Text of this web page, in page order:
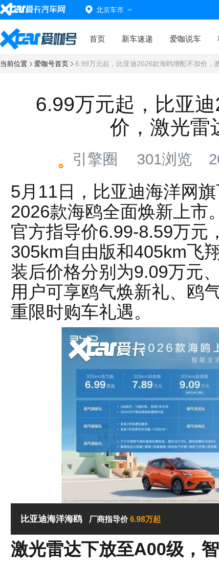
北京车市
首页 新车速递 爱咖说车
当前位置 爱咖号首页 6.99万元起，比亚迪2026款海鸥增配不加价，
6.99万元起，比亚
价，激光雷
引擎圈 301浏览
5月11日，比亚迪海洋网
2026款海鸥全面焕新上市
官方指导价6.99-8.59万元
305km自由版和405km飞
装后价格分别为9.09万元
用户可享鸥气焕新礼、鸥
重限时购车礼遇。
比亚迪海洋海鸥 厂商指导价6.98万起
激光雷达下放至A00级，